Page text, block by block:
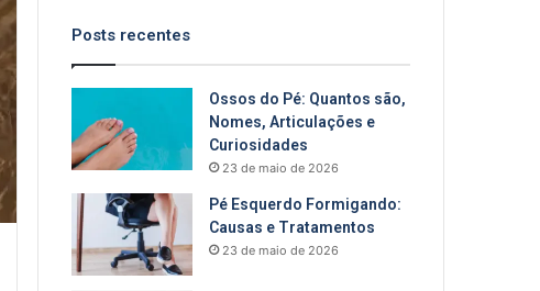
Posts recentes
Ossos do Pé: Quantos são,
Nomes, Articulações e
Curiosidades
23 de maio de 2026
Pé Esquerdo Formigando:
Causas e Tratamentos
23 de maio de 2026